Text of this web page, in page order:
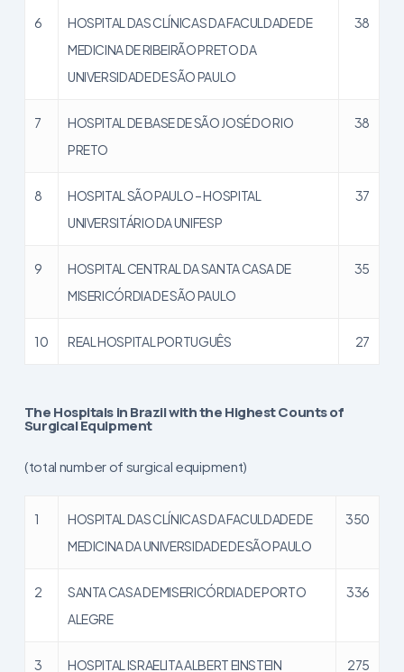
6
HOSPITAL DAS CLÍNICAS DA FACULDADE DE
MEDICINA DE RIBEIRÃO PRETO DA
UNIVERSIDADE DE SÃO PAULO
38
7
HOSPITAL DE BASE DE SÃO JOSÉ DO RIO
PRETO
38
8
HOSPITAL SÃO PAULO – HOSPITAL
UNIVERSITÁRIO DA UNIFESP
37
9
HOSPITAL CENTRAL DA SANTA CASA DE
MISERICÓRDIA DE SÃO PAULO
35
10 REAL HOSPITAL PORTUGUÊS 27
The Hospitals in Brazil with the Highest Counts of
Surgical Equipment
(total number of surgical equipment)
1
HOSPITAL DAS CLÍNICAS DA FACULDADE DE
MEDICINA DA UNIVERSIDADE DE SÃO PAULO
350
2
SANTA CASA DE MISERICÓRDIA DE PORTO
ALEGRE
336
3 HOSPITAL ISRAELITA ALBERT EINSTEIN 275